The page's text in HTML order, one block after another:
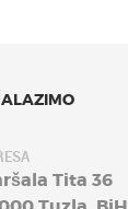
Tita 36